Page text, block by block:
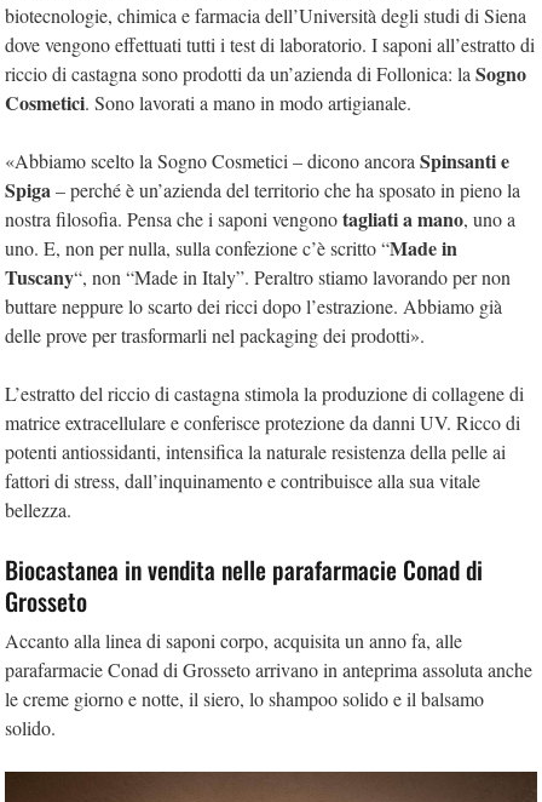
biotecnologie, chimica e farmacia dell’Università degli studi di Siena
dove vengono effettuati tutti i test di laboratorio. I saponi all’estratto di
riccio di castagna sono prodotti da un’azienda di Follonica: la Sogno
Cosmetici. Sono lavorati a mano in modo artigianale.
«Abbiamo scelto la Sogno Cosmetici – dicono ancora Spinsanti e
Spiga– perché è un’azienda del territorio che ha sposato in pieno la
nostra filosofia. Pensa che i saponi vengonotagliati a mano, uno a
uno. E, non per nulla, sulla confezione c’è scritto “Made in
Tuscany“, non “Made in Italy”. Peraltro stiamo lavorando per non
buttare neppure lo scarto dei ricci dopo l’estrazione. Abbiamo già
delle prove per trasformarli nel packaging dei prodotti».
L’estratto del riccio di castagna stimola la produzione di collagene di
matrice extracellulare e conferisce protezione da danni UV. Ricco di
potenti antiossidanti, intensifica la naturale resistenza della pelle ai
fattori di stress, dall’inquinamento e contribuisce alla sua vitale
bellezza.
Biocastanea in vendita nelle parafarmacie Conad di
Grosseto
Accanto alla linea di saponi corpo, acquisita un anno fa, alle
parafarmacie Conad di Grosseto arrivano in anteprima assoluta anche
le creme giorno e notte, il siero, lo shampoo solido e il balsamo
solido.